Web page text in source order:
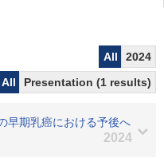
All
2024
All
Presentation (1 results)
早期乳癌における予後へ
2024